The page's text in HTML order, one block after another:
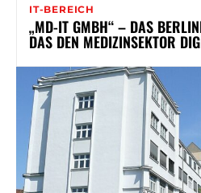
IT-BEREICH
„MD-IT GMBH“ – DAS
DAS DEN MEDIZINSEKTOR